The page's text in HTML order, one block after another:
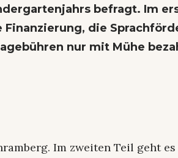
befragt. Im
Finanzierung, die
nur mit Mühe
Im zweiten Teil geht